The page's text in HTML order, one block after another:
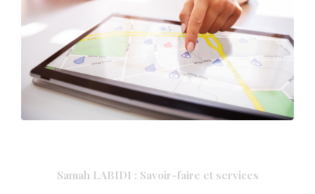
Samah LABIDI : Savoir-faire et services